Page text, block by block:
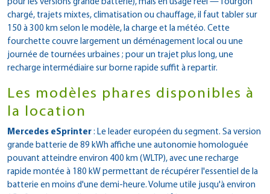
pour les versions grande batterie), mais en usage réel — fourgon
chargé, trajets mixtes, climatisation ou chauffage, il faut tabler sur
150 à 300 km selon le modèle, la charge et la météo. Cette
fourchette couvre largement un déménagement local ou une
journée de tournées urbaines ; pour un trajet plus long, une
recharge intermédiaire sur borne rapide suffit à repartir.
Les modèles phares disponibles à
la location
Mercedes eSprinter : Le leader européen du segment. Sa version
grande batterie de 89 kWh affiche une autonomie homologuée
pouvant atteindre environ 400 km (WLTP), avec une recharge
rapide montée à 180 kW permettant de récupérer l'essentiel de la
batterie en moins d'une demi-heure. Volume utile jusqu'à environ